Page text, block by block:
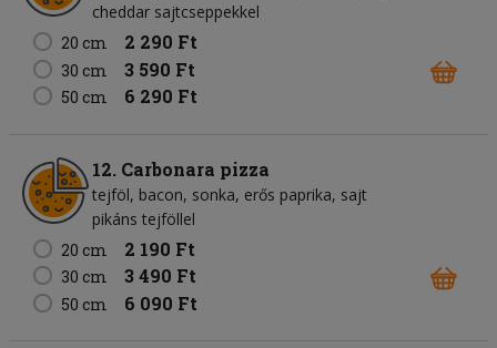
cheddar sajtcseppekkel
20 cm
2 290 Ft
30 cm 3 590 Ft
50 cm 6 290 Ft
12. Carbonara pizza
tejföl bacon sonka erős paprika sajt
pikáns tejföllel
20 cm
2 190 Ft
30 cm 3 490 Ft
50 cm 6 090 Ft